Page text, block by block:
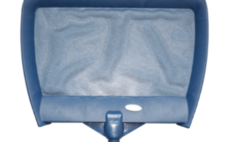
lerakódásokat képezhetnek a medencében. Az alga kefe
sörtéi merevek és erősek, hogy hatékonyan el tudják
távolítani az algákat a medence felszínéről. A kefe hosszú
teleszkópos rúdhoz csatlakoztatható, amely így lehetővé
teszi a medence tisztítását anélkül, hogy be kellene menni
a vízbe. Jellemzők: - Fej hossza: 5''